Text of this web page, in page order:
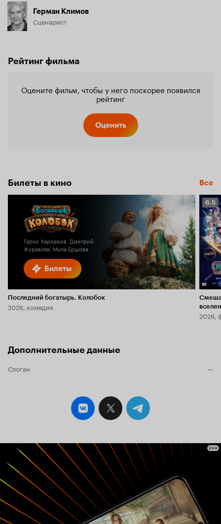
Герман Климов
Сценарист
Рейтинг фильма
Оцените фильм, чтобы у него поскорее появился
рейтинг
Оценить
Билеты в кино Все
Билеты
Гарик Харламов, Дмитрий
Журавлев, Мила Ершова
Последний богатырь. Колобок
2026, комедия
6.5
6.5
2026,
Дополнительные данные
Слоган —